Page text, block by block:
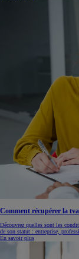
Comment récupérer la
Découvrez quelles sont les
de son statut : entreprise,
En savoir plus